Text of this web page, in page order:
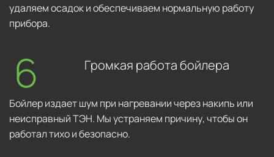
удаляем осадок и обеспечиваем нормальную работу
прибора.
Громкая работа бойлера
Бойлер издает шум при нагревании через накипь или
неисправный ТЭН. Мы устраняем причину, чтобы он
работал тихо и безопасно.